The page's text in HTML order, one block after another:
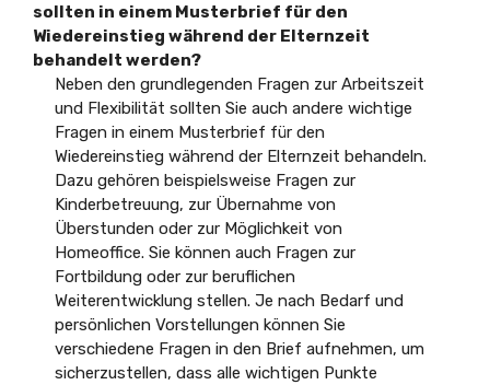
sollten in einem Musterbrief für den
Wiedereinstieg während der Elternzeit
behandelt werden?
Neben den grundlegenden Fragen zur Arbeitszeit
und Flexibilität sollten Sie auch andere wichtige
Fragen in einem Musterbrief für den
Wiedereinstieg während der Elternzeit behandeln.
Dazu gehören beispielsweise Fragen zur
Kinderbetreuung, zur Übernahme von
Überstunden oder zur Möglichkeit von
Homeoffice. Sie können auch Fragen zur
Fortbildung oder zur beruflichen
Weiterentwicklung stellen. Je nach Bedarf und
persönlichen Vorstellungen können Sie
verschiedene Fragen in den Brief aufnehmen, um
sicherzustellen, dass alle wichtigen Punkte